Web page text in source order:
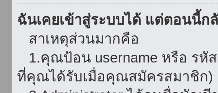
ฉันเคยเข้าสู่ระบบได้ แต่ตอนนี้ก
สาเหตุส่วนมากคือ
1.คุณป้อน username หรือ รหั
ที่คุณได้รับเมื่อคุณสมัครสมาชิก)